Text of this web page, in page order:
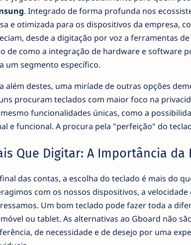
. Integrado de forma profunda nos
e otimizada para os dispositivos da empresa,
desde a digitação por voz a ferramentas
de como a integração de hardware e software
um segmento específico.
além destes, uma miríade de outras opções
procuram teclados com maior foco na
funcionalidades únicas, como a
e funcional. A procura pela "perfeição" do
Que Digitar: A Importância da
das contas, a escolha do teclado é mais do
com os nossos dispositivos, a
Um bom teclado pode fazer toda a
ou tablet. As alternativas ao Gboard não
de necessidade e de desejo por uma